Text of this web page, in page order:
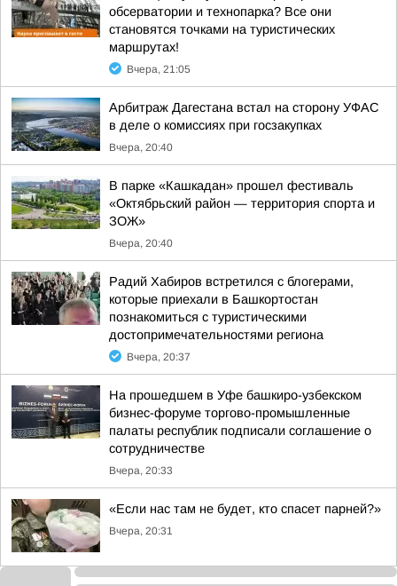
обсерватории и технопарка? Все они
становятся точками на туристических
маршрутах!
Вчера, 21:05
Арбитраж Дагестана встал на сторону УФАС
в деле о комиссиях при госзакупках
Вчера, 20:40
В парке «Кашкадан» прошел фестиваль
«Октябрьский район — территория спорта и
ЗОЖ»
Вчера, 20:40
Радий Хабиров встретился с блогерами,
которые приехали в Башкортостан
познакомиться с туристическими
достопримечательностями региона
Вчера, 20:37
На прошедшем в Уфе башкиро-узбекском
бизнес-форуме торгово-промышленные
палаты республик подписали соглашение о
сотрудничестве
Вчера, 20:33
«Если нас там не будет, кто спасет парней?»
Вчера, 20:31